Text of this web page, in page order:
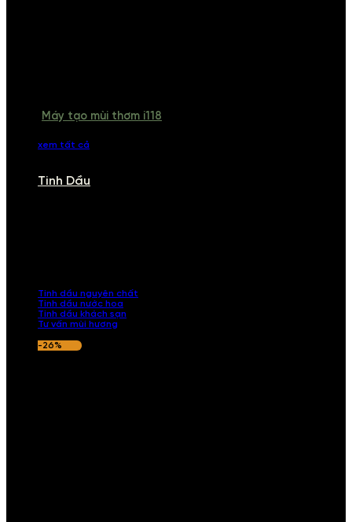
Máy tạo mùi thơm i118
xem tất cả
Tinh Dầu
Tinh dầu nguyên chất
Tinh dầu nước hoa
Tinh dầu khách sạn
Tư vấn mùi hương
-26%